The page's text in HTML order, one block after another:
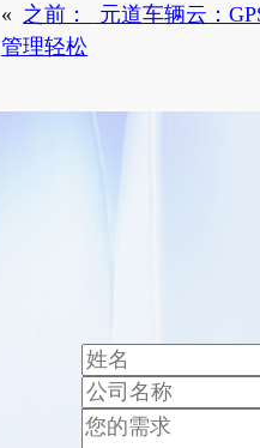
« 之前：
元道车辆云：
管理轻松